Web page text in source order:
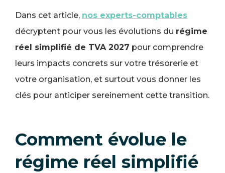
Dans cet article, nos experts-comptables
décryptent pour vous les évolutions du régime
réel simplifié de TVA 2027 pour comprendre
leurs impacts concrets sur votre trésorerie et
votre organisation, et surtout vous donner les
clés pour anticiper sereinement cette transition.
Comment évolue le
régime réel simplifié